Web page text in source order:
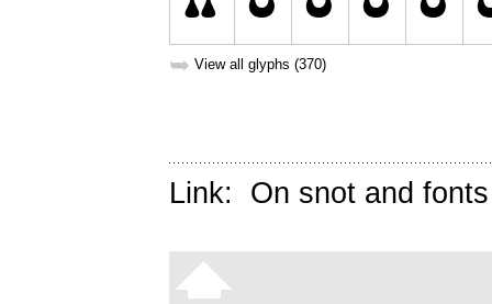
➥ View all glyphs (370)
Link: On snot and fonts